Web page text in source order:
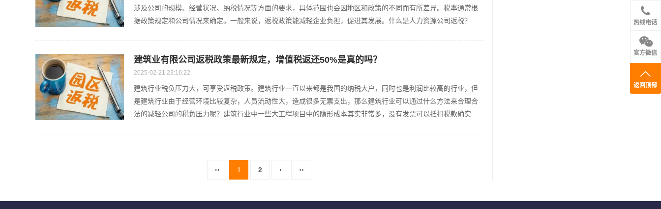
涉及公司的规模、经营状况、纳税情况等方面的要求，具体范围也会因地区和政策的不同而有所差异。税率通常根
据政策规定和公司情况来确定。一般来说，返税政策能减轻企业负担，促进其发展。什么是人力资源公司返税？
建筑业有限公司返税政策最新规定，增值税返还50%是真的吗？
2025-02-21 23:16:22
建筑行业税负压力大，可享受返税政策。建筑行业一直以来都是我国的纳税大户，同时也是利润比较高的行业，但
是建筑行业由于经营环境比较复杂，人员流动性大，造成很多无票支出，那么建筑行业可以通过什么方法来合理合
法的减轻公司的税负压力呢？建筑行业中一些大工程项目中的隐形成本其实非常多，没有发票可以抵扣税款确实
‹‹ 1 2 › ››
热线电话
官方微信
返回顶部